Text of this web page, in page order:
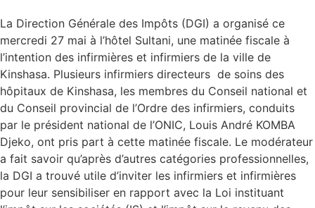
La Direction Générale des Impôts (DGI) a organisé ce
mercredi 27 mai à l’hôtel Sultani, une matinée fiscale à
l’intention des infirmières et infirmiers de la ville de
Kinshasa. Plusieurs infirmiers directeurs de soins des
hôpitaux de Kinshasa, les membres du Conseil national et
du Conseil provincial de l’Ordre des infirmiers, conduits
par le président national de l’ONIC, Louis André KOMBA
Djeko, ont pris part à cette matinée fiscale. Le modérateur
a fait savoir qu’après d’autres catégories professionnelles,
la DGI a trouvé utile d’inviter les infirmiers et infirmières
pour leur sensibiliser en rapport avec la Loi instituant